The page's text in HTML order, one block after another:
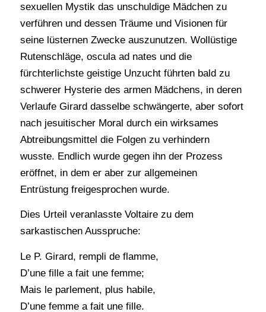
sexuellen Mystik das unschuldige Mädchen zu
verführen und dessen Träume und Visionen für
seine lüsternen Zwecke auszunutzen. Wollüstige
Rutenschläge, oscula ad nates und die
fürchterlichste geistige Unzucht führten bald zu
schwerer Hysterie des armen Mädchens, in deren
Verlaufe Girard dasselbe schwängerte, aber sofort
nach jesuitischer Moral durch ein wirksames
Abtreibungsmittel die Folgen zu verhindern
wusste. Endlich wurde gegen ihn der Prozess
eröffnet, in dem er aber zur allgemeinen
Entrüstung freigesprochen wurde.
Dies Urteil veranlasste Voltaire zu dem
sarkastischen Ausspruche:
Le P. Girard, rempli de flamme,
D’une fille a fait une femme;
Mais le parlement, plus habile,
D’une femme a fait une fille.